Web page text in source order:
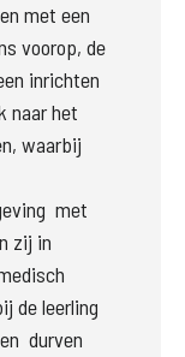
met een
voorop, de
inrichten
naar het
waarbij
zij in
de leerling
durven